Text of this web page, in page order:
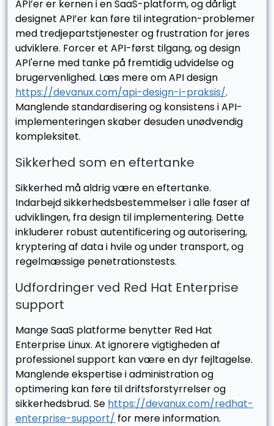
API’er er kernen i en SaaS-platform, og dårligt
designet API’er kan føre til integration-problemer
med tredjepartstjenester og frustration for jeres
udviklere. Forcer et API-først tilgang, og design
API'erne med tanke på fremtidig udvidelse og
brugervenlighed. Læs mere om API design
https://devanux.com/api-design-i-praksis/.
Manglende standardisering og konsistens i API-
implementeringen skaber desuden unødvendig
kompleksitet.
Sikkerhed som en eftertanke
Sikkerhed må aldrig være en eftertanke.
Indarbejd sikkerhedsbestemmelser i alle faser af
udviklingen, fra design til implementering. Dette
inkluderer robust autentificering og autorisering,
kryptering af data i hvile og under transport, og
regelmæssige penetrationstests.
Udfordringer ved Red Hat Enterprise
support
Mange SaaS platforme benytter Red Hat
Enterprise Linux. At ignorere vigtigheden af
professionel support kan være en dyr fejltagelse.
Manglende ekspertise i administration og
optimering kan føre til driftsforstyrrelser og
sikkerhedsbrud. Se https://devanux.com/redhat-
enterprise-support/ for mere information.